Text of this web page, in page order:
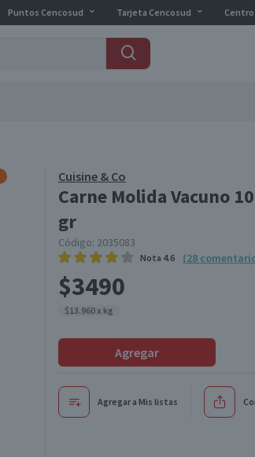
Puntos Cencosud Tarjeta Cencosud Centro
Cuisine & Co
Carne Molida Vacuno
gr
Código: 2035083
Nota 4.6 (28
$3490
$13.960 x kg
Agregar
Agregar a Mis listas